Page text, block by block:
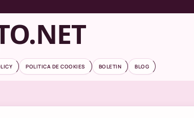
POLITICA DE COOKIES BOLETIN BLOG